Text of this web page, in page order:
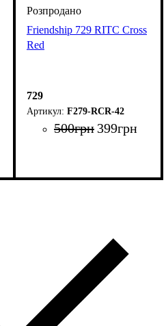
Friendship 729 RITC Cross
Red
729
F279-RCR-42
500грн 399грн